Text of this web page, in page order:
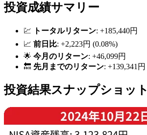
投資成績サマリー
💹 トータルリターン: +185,440円
📈 前日比: +2,223円 (0.08%)
🌟 今月のリターン: +46,099円
🔙 先月までのリターン: +139,341円
投資結果スナップショット